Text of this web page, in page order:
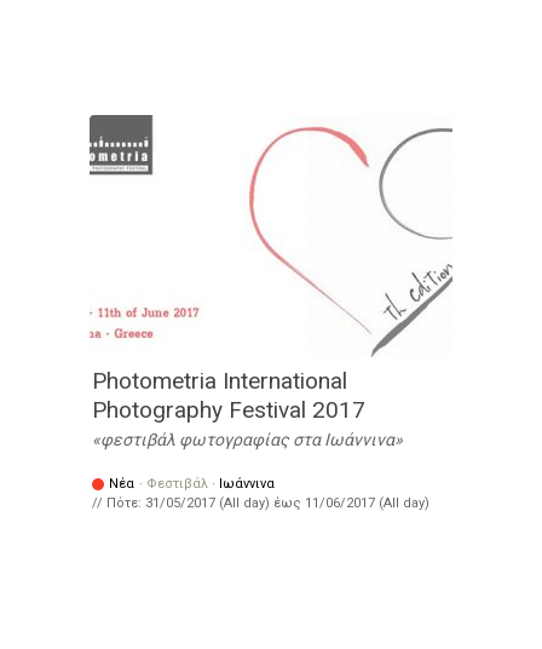
Photometria International
Photography Festival 2017
φεστιβάλ φωτογραφίας στα Ιωάννινα
Νέα · Φεστιβάλ ·
Ιωάννινα
// Πότε: 31/05/2017 (All day) έως 11/06/2017 (All day)